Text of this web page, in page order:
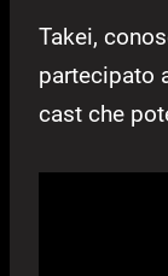
Takei,
partecipato
cast che